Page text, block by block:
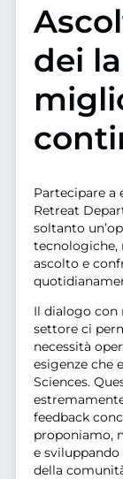
dei
Partecipare
Retreat
soltanto
tecnologiche,
ascolto e
Il dialogo con
settore ci
necessità
esigenze che
Sciences.
feedback
proponiamo,
e
della